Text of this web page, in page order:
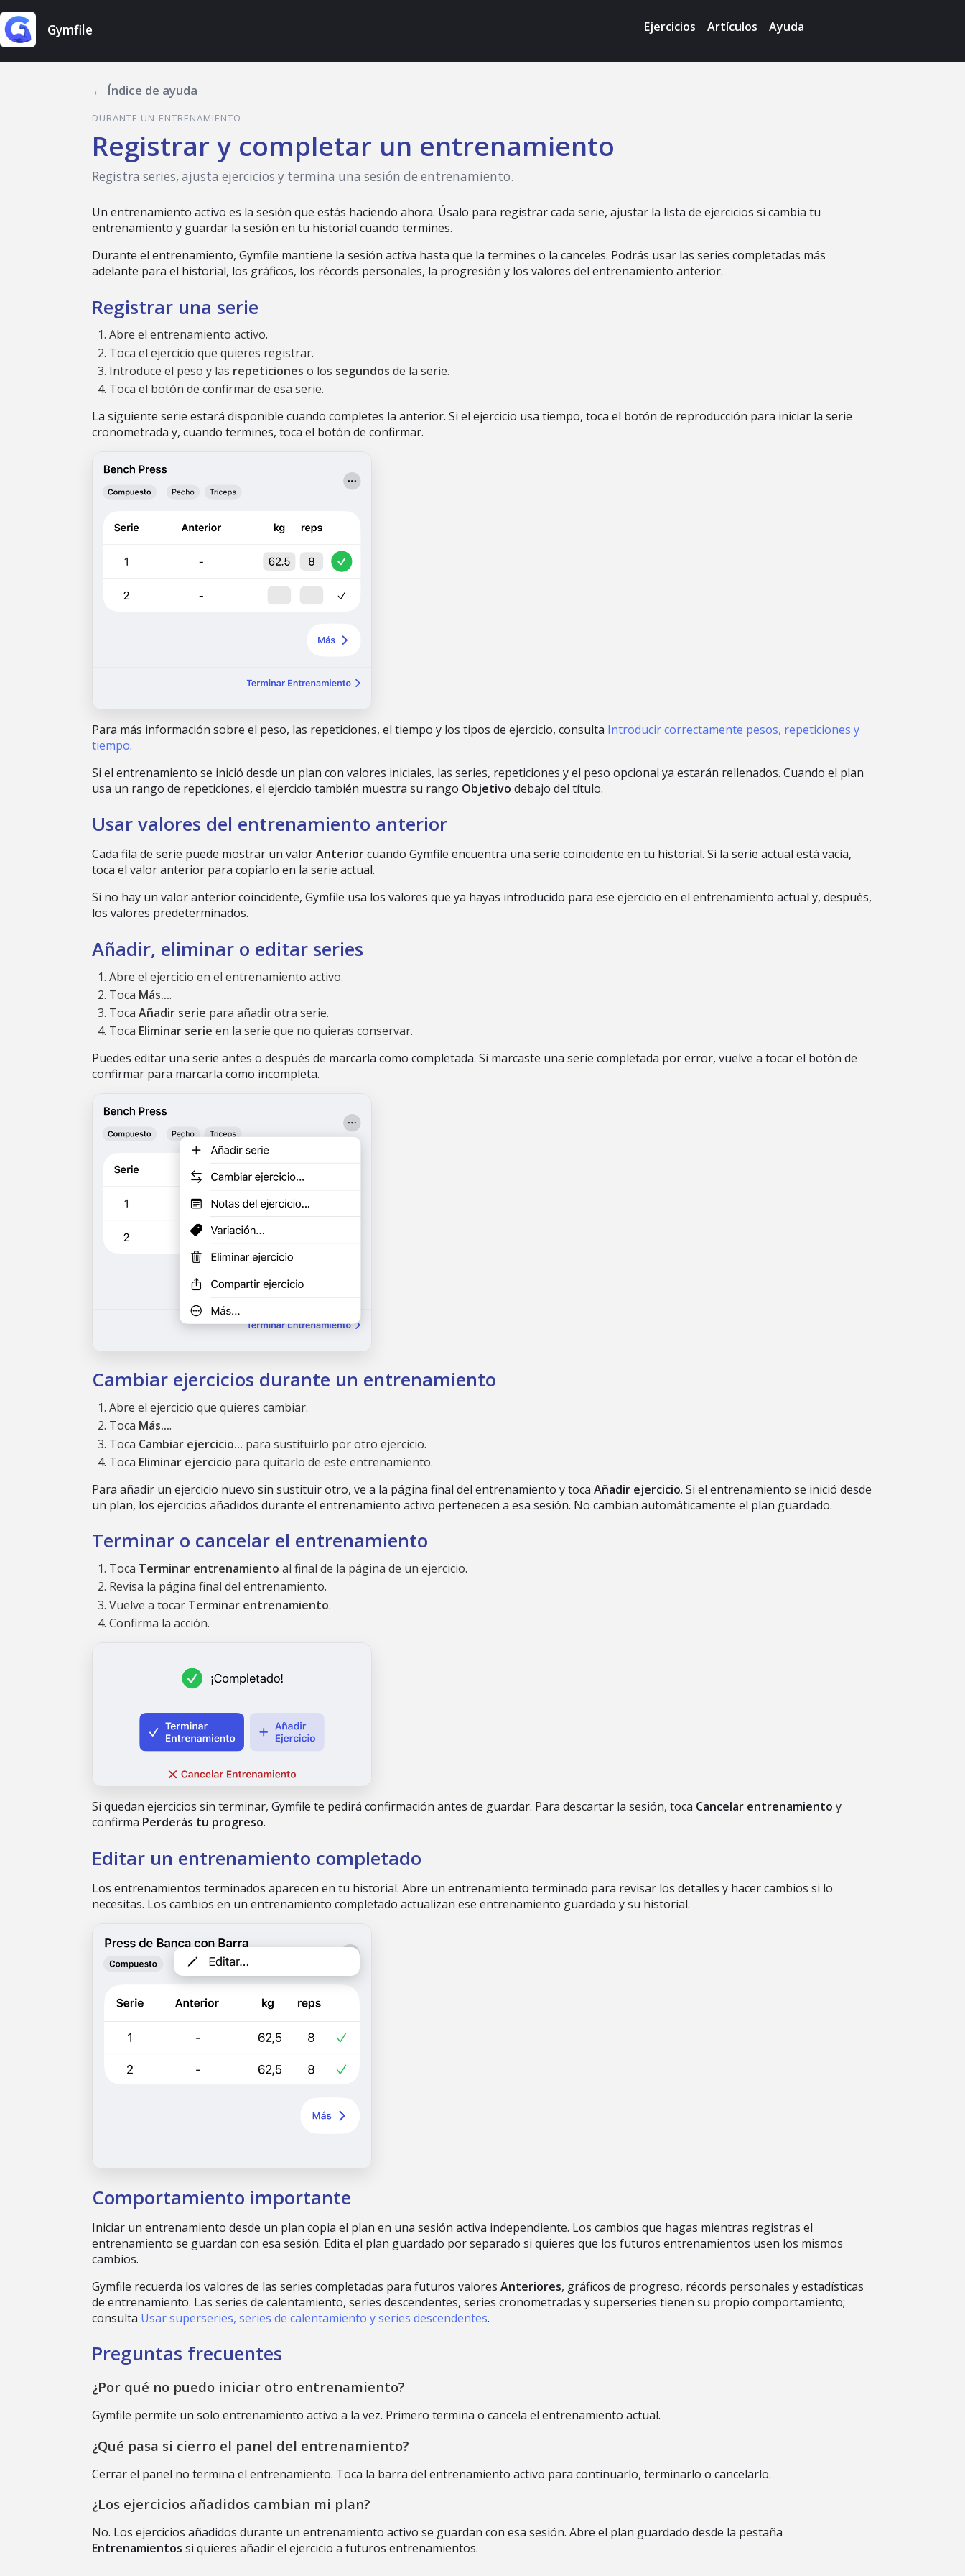
Gymfile Ejercicios Artículos Ayuda
← Índice de ayuda
DURANTE UN ENTRENAMIENTO
Registrar y completar un entrenamiento
Registra series, ajusta ejercicios y termina una sesión de entrenamiento.
Un entrenamiento activo es la sesión que estás haciendo ahora. Úsalo para registrar cada serie, ajustar la lista de ejercicios si cambia tu
entrenamiento y guardar la sesión en tu historial cuando termines.
Durante el entrenamiento, Gymfile mantiene la sesión activa hasta que la termines o la canceles. Podrás usar las series completadas más
adelante para el historial, los gráficos, los récords personales, la progresión y los valores del entrenamiento anterior.
Registrar una serie
Abre el entrenamiento activo.
Toca el ejercicio que quieres registrar.
Introduce el peso y las repeticiones o los segundos de la serie.
Toca el botón de confirmar de esa serie.
La siguiente serie estará disponible cuando completes la anterior. Si el ejercicio usa tiempo, toca el botón de reproducción para iniciar la serie
cronometrada y, cuando termines, toca el botón de confirmar.
Para más información sobre el peso, las repeticiones, el tiempo y los tipos de ejercicio, consulta Introducir correctamente pesos, repeticiones y
tiempo.
Si el entrenamiento se inició desde un plan con valores iniciales, las series, repeticiones y el peso opcional ya estarán rellenados. Cuando el plan
usa un rango de repeticiones, el ejercicio también muestra su rango Objetivo debajo del título.
Usar valores del entrenamiento anterior
Cada fila de serie puede mostrar un valorAnteriorcuando Gymfile encuentra una serie coincidente en tu historial. Si la serie actual está vacía,
toca el valor anterior para copiarlo en la serie actual.
Si no hay un valor anterior coincidente, Gymfile usa los valores que ya hayas introducido para ese ejercicio en el entrenamiento actual y, después,
los valores predeterminados.
Añadir, eliminar o editar series
Abre el ejercicio en el entrenamiento activo.
Toca Más....
Toca Añadir serie para añadir otra serie.
Toca Eliminar serie en la serie que no quieras conservar.
Puedes editar una serie antes o después de marcarla como completada. Si marcaste una serie completada por error, vuelve a tocar el botón de
confirmar para marcarla como incompleta.
Cambiar ejercicios durante un entrenamiento
Abre el ejercicio que quieres cambiar.
Toca Más....
Toca Cambiar ejercicio... para sustituirlo por otro ejercicio.
Toca Eliminar ejercicio para quitarlo de este entrenamiento.
Para añadir un ejercicio nuevo sin sustituir otro, ve a la página final del entrenamiento y toca Añadir ejercicio. Si el entrenamiento se inició desde
un plan, los ejercicios añadidos durante el entrenamiento activo pertenecen a esa sesión. No cambian automáticamente el plan guardado.
Terminar o cancelar el entrenamiento
Toca Terminar entrenamiento al final de la página de un ejercicio.
Revisa la página final del entrenamiento.
Vuelve a tocar Terminar entrenamiento.
Confirma la acción.
Si quedan ejercicios sin terminar, Gymfile te pedirá confirmación antes de guardar. Para descartar la sesión, toca Cancelar entrenamiento y
confirma Perderás tu progreso.
Editar un entrenamiento completado
Los entrenamientos terminados aparecen en tu historial. Abre un entrenamiento terminado para revisar los detalles y hacer cambios si lo
necesitas. Los cambios en un entrenamiento completado actualizan ese entrenamiento guardado y su historial.
Comportamiento importante
Iniciar un entrenamiento desde un plan copia el plan en una sesión activa independiente. Los cambios que hagas mientras registras el
entrenamiento se guardan con esa sesión. Edita el plan guardado por separado si quieres que los futuros entrenamientos usen los mismos
cambios.
Gymfile recuerda los valores de las series completadas para futuros valores Anteriores, gráficos de progreso, récords personales y estadísticas
de entrenamiento. Las series de calentamiento, series descendentes, series cronometradas y superseries tienen su propio comportamiento;
consulta Usar superseries, series de calentamiento y series descendentes.
Preguntas frecuentes
¿Por qué no puedo iniciar otro entrenamiento?
Gymfile permite un solo entrenamiento activo a la vez. Primero termina o cancela el entrenamiento actual.
¿Qué pasa si cierro el panel del entrenamiento?
Cerrar el panel no termina el entrenamiento. Toca la barra del entrenamiento activo para continuarlo, terminarlo o cancelarlo.
¿Los ejercicios añadidos cambian mi plan?
No. Los ejercicios añadidos durante un entrenamiento activo se guardan con esa sesión. Abre el plan guardado desde la pestaña
Entrenamientos si quieres añadir el ejercicio a futuros entrenamientos.